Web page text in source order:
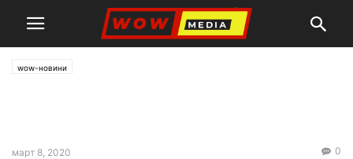
wow-новини
март 8, 2020 0